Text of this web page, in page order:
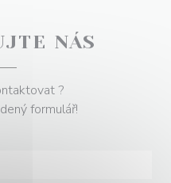
NÁS
?
formulář!